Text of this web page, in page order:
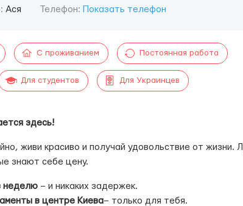
Ася Телефон: Показать телефон
С проживанием Постоянная работа
Для студентов Для Украинцев
здесь!
живи красиво и получай удовольствие от жизни.
знают себе цену.
неделю – и никаких задержек.
в центре Киева– только для тебя.